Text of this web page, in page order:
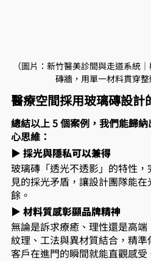
（圖片：新竹醫美診間與走道系統
磚牆，用單一材料貫穿整
醫療空間採用玻璃磚設計
總結以上 5 個案例，我們能歸
心思維：
▶ 採光與隱私可以兼得
玻璃磚「透光不透影」的特性
見的採光矛盾，讓設計團隊能
餘。
▶ 材料質感彰顯品牌精神
無論是訴求療癒、理性還是高
紋理、工法與異材質結合，精
客戶在進門的瞬間就能直觀感受